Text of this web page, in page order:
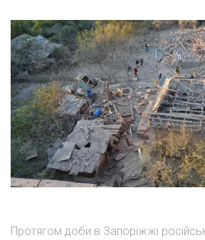
Протягом доби в Запоріжжі